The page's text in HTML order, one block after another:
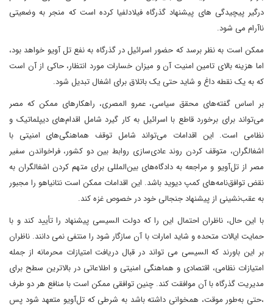
درگیر پیچیدگی های پیشنهاد گذرگاه فیلادلفیا کرده است که منجر به وضعیتی
ناآرام می شود.
ممکن است به نظر برسد که حضور اسرائیل در گذرگاه به نفع تل آویو خواهد بود،
اما هزینه بالای تامین امنیت آن و میزان خسارات مورد انتظار، حاکی از آن است
که به یک نقطه داغ و شاید حتی یک باتلاق برای اشغال تبدیل شود.
بر اساس گفته‌های محقق سیاسی، عمرو المصری، راهکارهای ممکن که مصر
می‌تواند برای برخورد قاطع با اسرائیل به کار گیرد شامل اقدام‌های دیپلماتیک و
نظامی است. این اقدامات می‌تواند شامل توقف هماهنگی‌های امنیتی با
اشغالگران، متوقف کردن روند عادی‌سازی روابط بین دو کشور، فراخواندن سفیر
مصر از تل‌آویو و مراجعه به دادگاه‌های بین‌المللی برای متهم کردن اشغالگران به
نقض توافق‌نامه‌های کمپ دیوید باشد. این اقدامات ممکن است نتانیاهو را مجبور
به عقب‌نشینی از پیشنهاد جنجالی خود در خصوص غزه کند.
با این حال، ناظران احتمال این را که دولت السیسی پیشنهاد را تأیید کند و با
حمایت ایالات متحده و شاید امارات با آن سازگار شود را منتفی نمی دانند. ناظران
بر این باورند که السیسی می تواند در قبال دریافت امتیازات محرمانه‌ از جمله
امتیازات نظامی، اقتصادی و هماهنگی امنیتی و اطلاعاتی در بالاترین سطح برای
مدیریت گذرگاه با آن موافقت کند. چنین توافقی ممکن است با منافع هر دو طرف
،حتی به‌طور موقت، همخوانی داشته باشد به شرطی که تل‌آویو متعهد شود پس